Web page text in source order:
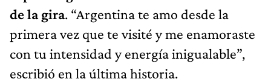
de la gira. “Argentina te amo desde la
primera vez que te visité y me enamoraste
con tu intensidad y energía inigualable”,
escribió en la última historia.